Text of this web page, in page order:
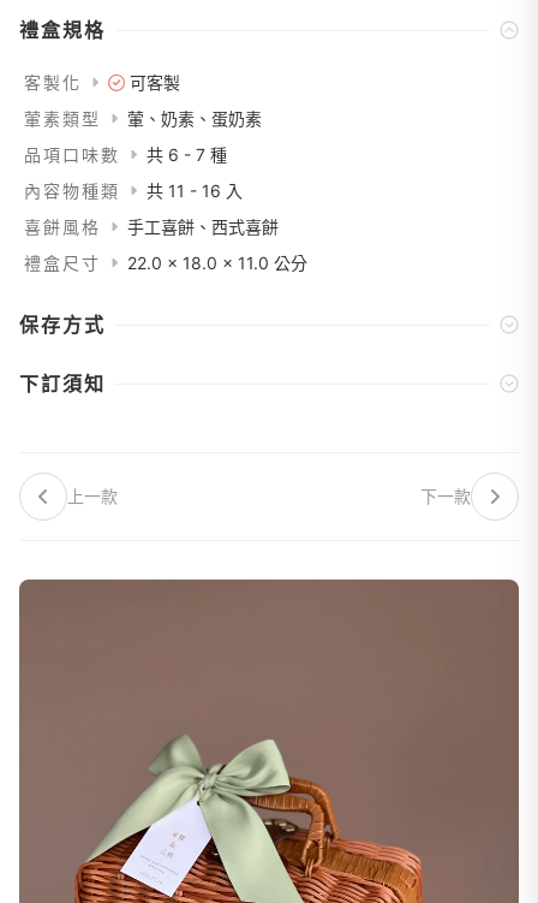
禮盒規格
客製化
可客製
葷素類型
葷、奶素、蛋奶素
品項口味數
共 6 - 7 種
內容物種類
共 11 - 16 入
喜餅風格
手工喜餅、西式喜餅
禮盒尺寸
22.0 x 18.0 x 11.0 公分
保存方式
下訂須知
上一款 下一款